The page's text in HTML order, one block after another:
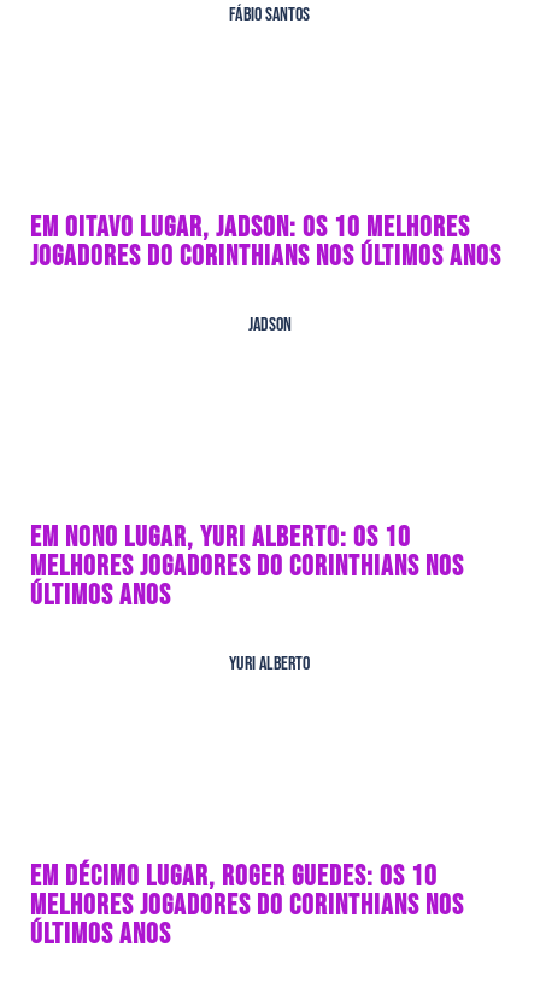
Fábio Santos
EM OITAVO LUGAR, JADSON: OS 10 MELHORES
JOGADORES DO CORINTHIANS NOS ÚLTIMOS ANOS
Jadson
EM NONO LUGAR, YURI ALBERTO: OS 10
MELHORES JOGADORES DO CORINTHIANS NOS
ÚLTIMOS ANOS
Yuri Alberto
EM DÉCIMO LUGAR, ROGER GUEDES: OS 10
MELHORES JOGADORES DO CORINTHIANS NOS
ÚLTIMOS ANOS